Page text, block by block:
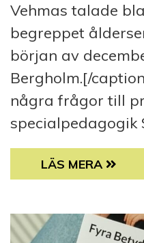
Vehmas talade
begreppet
början av
Bergholm.[/
några frågor till
specialpedagogik
DEN EVIGT
LÄS MERA